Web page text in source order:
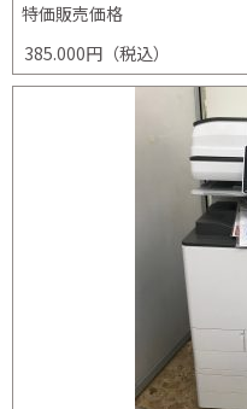
特価販売価格
385.000円（税込）